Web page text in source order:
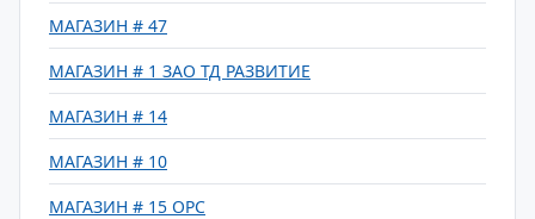
МАГАЗИН # 47
МАГАЗИН # 1 ЗАО ТД РАЗВИТИЕ
МАГАЗИН # 14
МАГАЗИН # 10
МАГАЗИН # 15 ОРС